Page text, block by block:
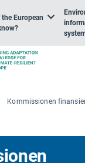
European